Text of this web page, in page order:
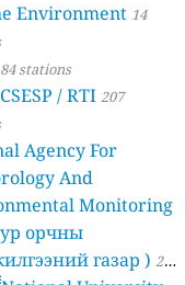
Environment 14
84 stations
/ RTI 207
Agency For
And
Monitoring
орчны
газар ) 21